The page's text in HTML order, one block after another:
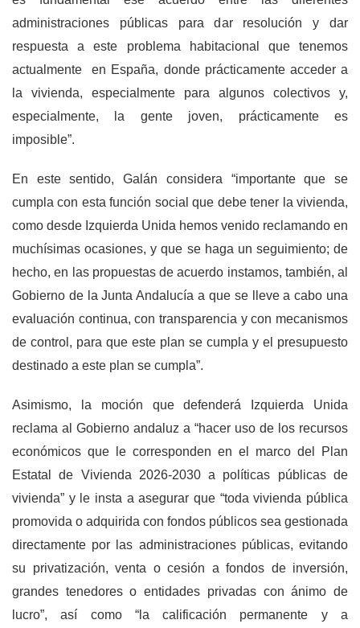
administraciones públicas para dar resolución y dar
respuesta a este problema habitacional que tenemos
actualmente en España, donde prácticamente acceder a
la vivienda, especialmente para algunos colectivos y,
especialmente, la gente joven, prácticamente es
imposible”.
En este sentido, Galán considera “importante que se
cumpla con esta función social que debe tener la vivienda,
como desde Izquierda Unida hemos venido reclamando en
muchísimas ocasiones, y que se haga un seguimiento; de
hecho, en las propuestas de acuerdo instamos, también, al
Gobierno de la Junta Andalucía a que se lleve a cabo una
evaluación continua, con transparencia y con mecanismos
de control, para que este plan se cumpla y el presupuesto
destinado a este plan se cumpla”.
Asimismo, la moción que defenderá Izquierda Unida
reclama al Gobierno andaluz a “hacer uso de los recursos
económicos que le corresponden en el marco del Plan
Estatal de Vivienda 2026-2030 a políticas públicas de
vivienda” y le insta a asegurar que “toda vivienda pública
promovida o adquirida con fondos públicos sea gestionada
directamente por las administraciones públicas, evitando
su privatización, venta o cesión a fondos de inversión,
grandes tenedores o entidades privadas con ánimo de
lucro”, así como “la calificación permanente y a